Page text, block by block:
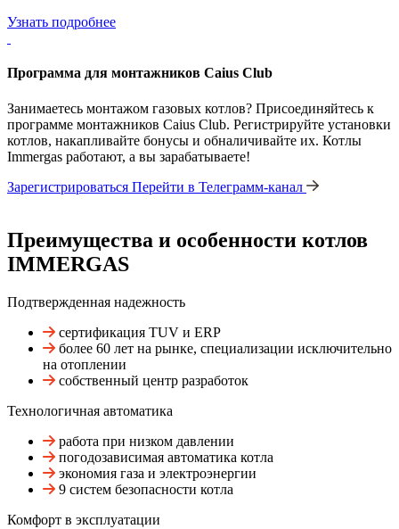
Узнать подробнее
Программа для монтажников Caius Club
Занимаетесь монтажом газовых котлов? Присоединяйтесь к
программе монтажников Caius Club. Регистрируйте установки
котлов, накапливайте бонусы и обналичивайте их. Котлы
Immergas работают, а вы зарабатываете!
Зарегистрироваться Перейти в Телеграмм-канал
Преимущества и особенности котлов
IMMERGAS
Подтвержденная надежность
сертификация TUV и ERP
более 60 лет на рынке, специализации исключительно
на отоплении
собственный центр разработок
Технологичная автоматика
работа при низком давлении
погодозависимая автоматика котла
экономия газа и электроэнергии
9 систем безопасности котла
Комфорт в эксплуатации